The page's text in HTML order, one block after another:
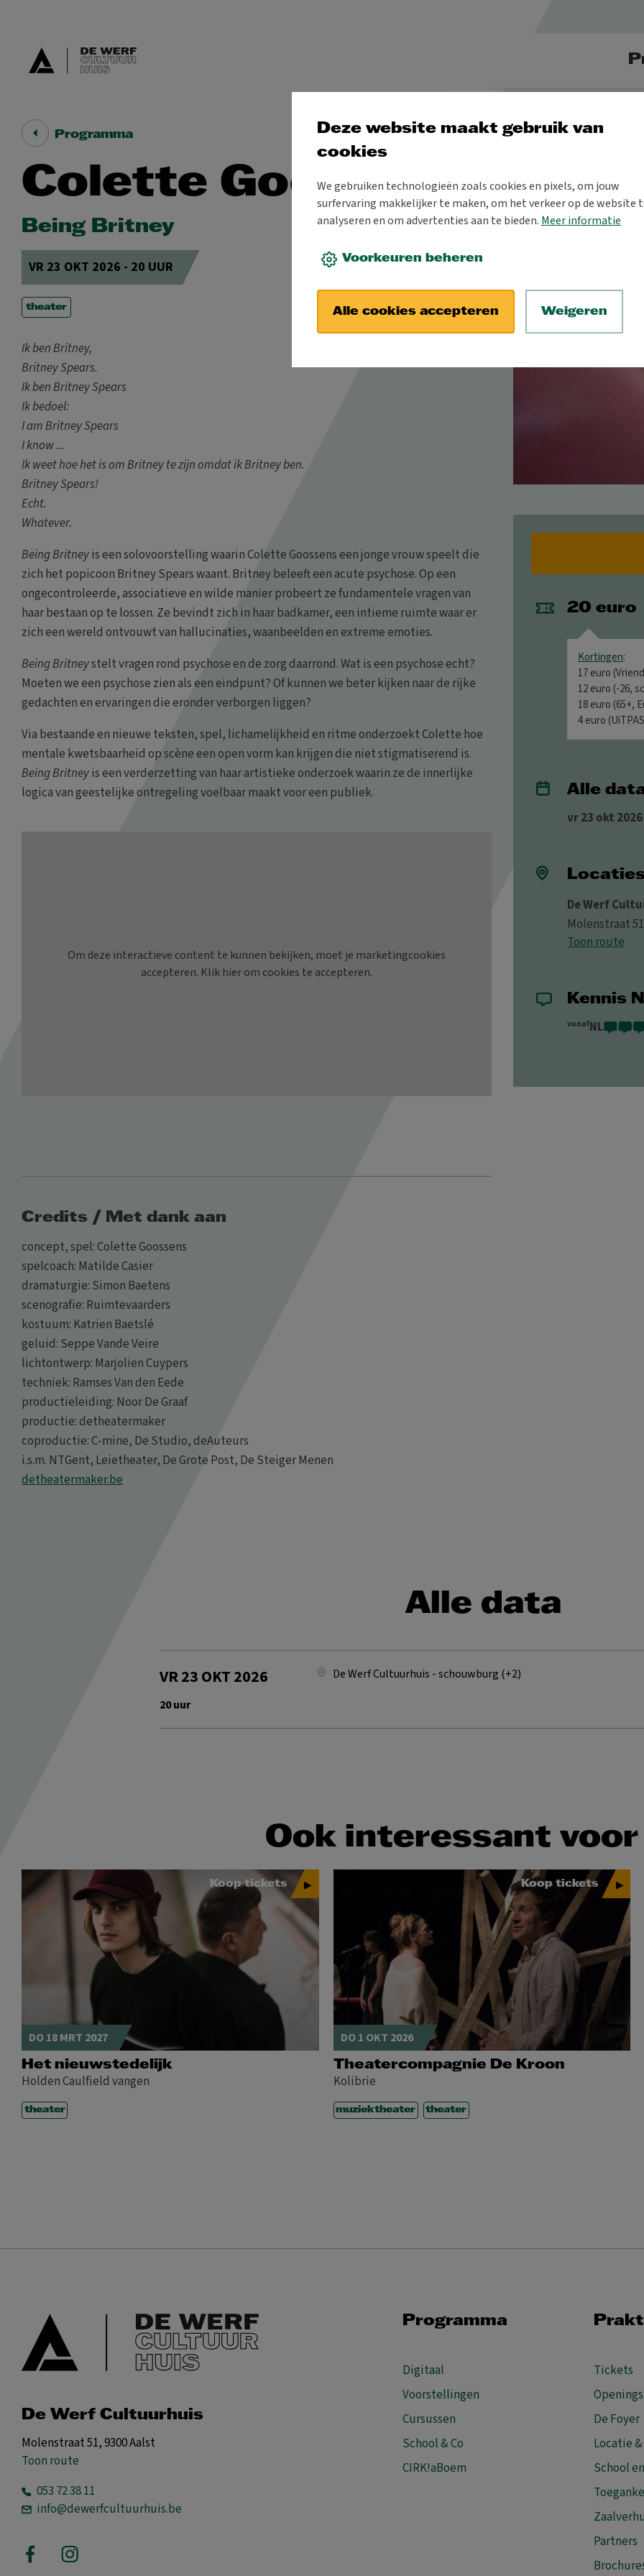
Programma
Colette Goossens
Being Britney
VR 23 OKT 2026 - 20 UUR
theater
Ik ben Britney,
Britney Spears.
Ik ben Britney Spears
Ik bedoel:
I am Britney Spears
I know ...
Ik weet hoe het is om Britney te zijn omdat ik Britney ben.
Britney Spears!
Echt.
Whatever.
Being Britneyis een solovoorstelling waarin Colette Goossens een jonge vrouw speelt die
zich het popicoon Britney Spears waant. Britney beleeft een acute psychose. Op een
ongecontroleerde, associatieve en wilde manier probeert ze fundamentele vragen van
haar bestaan op te lossen. Ze bevindt zich in haar badkamer, een intieme ruimte waar er
zich een wereld ontvouwt van hallucinaties, waanbeelden en extreme emoties.
Being Britneystelt vragen rond psychose en de zorg daarrond. Wat is een psychose echt?
Moeten we een psychose zien als een eindpunt? Of kunnen we beter kijken naar de rijke
gedachten en ervaringen die eronder verborgen liggen?
Via bestaande en nieuwe teksten, spel, lichamelijkheid en ritme onderzoekt Colette hoe
mentale kwetsbaarheid op scène een open vorm kan krijgen die niet stigmatiserend is.
Being Britneyis een verderzetting van haar artistieke onderzoek waarin ze de innerlijke
logica van geestelijke ontregeling voelbaar maakt voor een publiek.
Credits / Met dank aan
concept, spel: Colette Goossens
spelcoach: Matilde Casier
dramaturgie: Simon Baetens
scenografie: Ruimtevaarders
kostuum: Katrien Baetslé
geluid: Seppe Vande Veire
lichtontwerp: Marjolien Cuypers
techniek: Ramses Van den Eede
productieleiding: Noor De Graaf
productie: detheatermaker
coproductie: C-mine, De Studio, deAuteurs
i.s.m. NTGent, Leietheater, De Grote Post, De Steiger Menen
detheatermaker.be
20 euro
Kortingen:
17 euro
12 euro (-26,
18 euro (65+,
4 euro
Alle
vr 23 okt
Locaties
De Werf
Molenstraat
Toon route
Kennis
vanafNL
Alle data
VR 23 OKT 2026
20 uur
De Werf Cultuurhuis - schouwburg (+2)
Ook interessant voor
Koop tickets
DO 18 MRT 2027
Het nieuwstedelijk
Holden Caulfield vangen
theater
Koop tickets
DO 1 OKT 2026
Theatercompagnie De Kroon
Kolibrie
muziektheater theater
De Werf Cultuurhuis
Molenstraat 51, 9300 Aalst
Toon route
053 72 38 11
info@dewerfcultuurhuis.be
Programma
Digitaal
Voorstellingen
Cursussen
School & Co
CIRK!aBoem
Tickets
De Foyer
Locatie
School
Partners
Deze website maakt gebruik van
cookies
We gebruiken technologieën zoals cookies en pixels, om jouw
surfervaring makkelijker te maken, om het verkeer op de website
analyseren en om advertenties aan te bieden. Meer informatie
Voorkeuren beheren
Alle cookies accepteren Weigeren